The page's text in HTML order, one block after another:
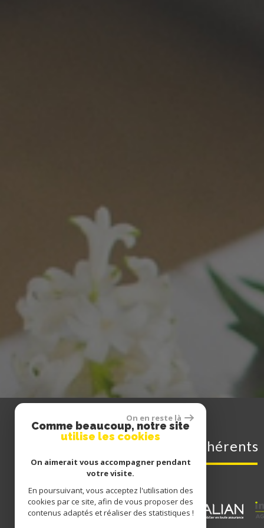
adhérents
On en reste là
Comme beaucoup, notre site
utilise les cookies
On aimerait vous accompagner pendant
votre visite.
En poursuivant, vous acceptez l'utilisation des
cookies par ce site, afin de vous proposer des
contenus adaptés et réaliser des statistiques !